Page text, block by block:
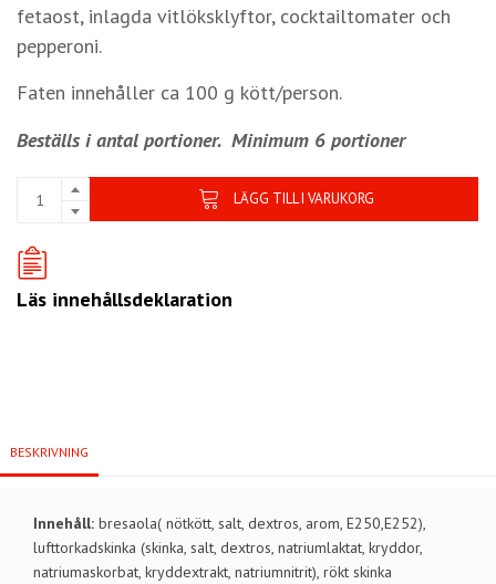
fetaost, inlagda vitlöksklyftor, cocktailtomater och
pepperoni.
Faten innehåller ca 100 g kött/person.
Beställs i antal portioner. Minimum 6 portioner
LÄGG TILL I VARUKORG
Läs innehållsdeklaration
BESKRIVNING
Innehåll: bresaola( nötkött, salt, dextros, arom, E250,E252),
lufttorkadskinka (skinka, salt, dextros, natriumlaktat, kryddor,
natriumaskorbat, kryddextrakt, natriumnitrit), rökt skinka